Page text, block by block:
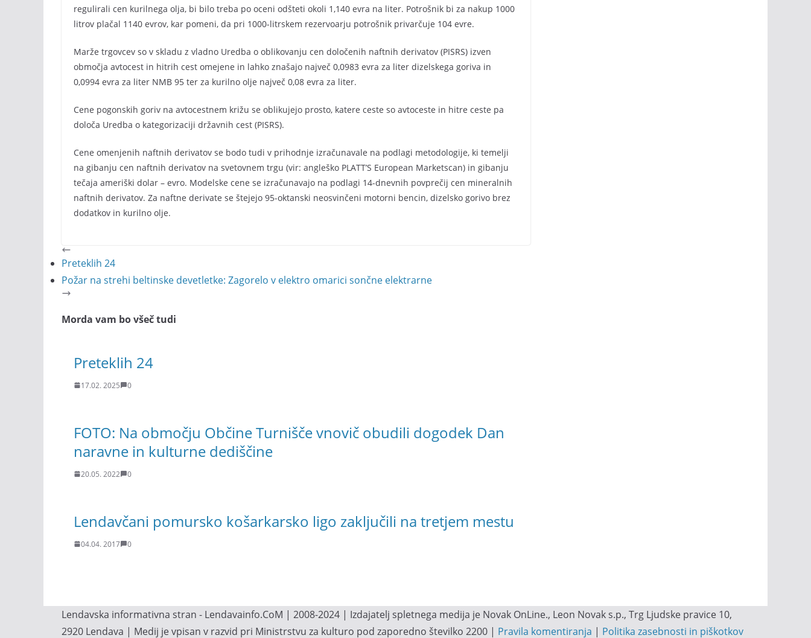
regulirali cen kurilnega olja, bi bilo treba po oceni odšteti okoli 1,140 evra na liter. Potrošnik bi za nakup 1000
litrov plačal 1140 evrov, kar pomeni, da pri 1000-litrskem rezervoarju potrošnik privarčuje 104 evre.
Marže trgovcev so v skladu z vladno Uredba o oblikovanju cen določenih naftnih derivatov (PISRS) izven
območja avtocest in hitrih cest omejene in lahko znašajo največ 0,0983 evra za liter dizelskega goriva in
0,0994 evra za liter NMB 95 ter za kurilno olje največ 0,08 evra za liter.
Cene pogonskih goriv na avtocestnem križu se oblikujejo prosto, katere ceste so avtoceste in hitre ceste pa
določa Uredba o kategorizaciji državnih cest (PISRS).
Cene omenjenih naftnih derivatov se bodo tudi v prihodnje izračunavale na podlagi metodologije, ki temelji
na gibanju cen naftnih derivatov na svetovnem trgu (vir: angleško PLATT’S European Marketscan) in gibanju
tečaja ameriški dolar – evro. Modelske cene se izračunavajo na podlagi 14-dnevnih povprečij cen mineralnih
naftnih derivatov. Za naftne derivate se štejejo 95-oktanski neosvinčeni motorni bencin, dizelsko gorivo brez
dodatkov in kurilno olje.
Preteklih 24
Požar na strehi beltinske devetletke: Zagorelo v elektro omarici sončne elektrarne
Morda vam bo všeč tudi
Preteklih 24
17.02. 2025 0
FOTO: Na območju Občine Turnišče vnovič obudili dogodek Dan
naravne in kulturne dediščine
20.05. 2022 0
Lendavčani pomursko košarkarsko ligo zaključili na tretjem mestu
04.04. 2017 0
Lendavska informativna stran - Lendavainfo.CoM | 2008-2024 | Izdajatelj spletnega medija je Novak OnLine., Leon Novak s.p., Trg Ljudske pravice 10,
2920 Lendava | Medij je vpisan v razvid pri Ministrstvu za kulturo pod zaporedno številko 2200 | Pravila komentiranja | Politika zasebnosti in piškotkov